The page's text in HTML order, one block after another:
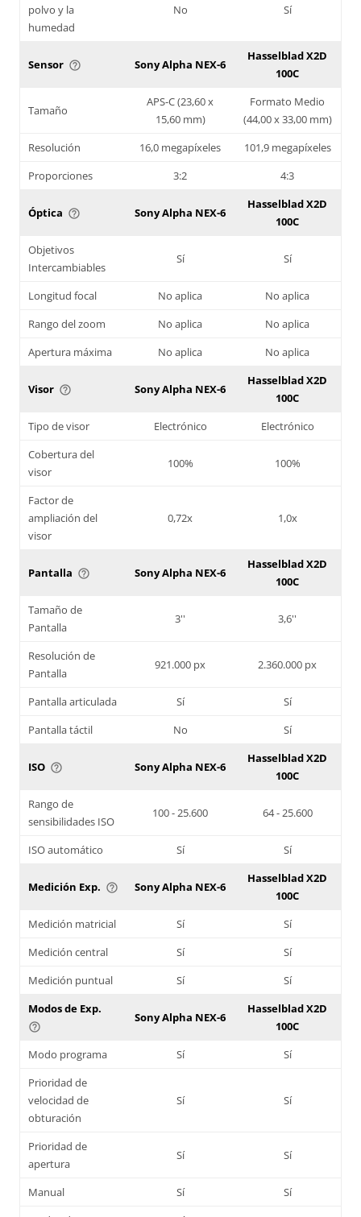
polvo y la
humedad
No Sí
Sensor help_outline Sony Alpha NEX-6
Hasselblad X2D
100C
Tamaño
APS-C (23,60 x
15,60 mm)
Formato Medio
(44,00 x 33,00 mm)
Resolución
16,0 megapíxeles
101,9 megapíxeles
Proporciones
3:2 4:3
Óptica help_outline Sony Alpha NEX-6
Hasselblad X2D
100C
Objetivos
Intercambiables
Sí Sí
Longitud focal No aplica
No aplica
Rango del zoom
No aplica
No aplica
Apertura máxima
No aplica No aplica
Visor help_outline Sony Alpha NEX-6
Hasselblad X2D
100C
Tipo de visor
Electrónico
Electrónico
Cobertura del
visor
100% 100%
Factor de
ampliación del
visor
0,72x 1,0x
Pantalla help_outline Sony Alpha NEX-6
Hasselblad X2D
100C
Tamaño de
Pantalla
3'' 3,6''
Resolución de
Pantalla
921.000 px 2.360.000 px
Pantalla articulada Sí
Sí
Pantalla táctil
No Sí
ISO help_outline Sony Alpha NEX-6
Hasselblad X2D
100C
Rango de
sensibilidades ISO
100 - 25.600 64 - 25.600
ISO automático Sí Sí
Medición Exp. help_outline Sony Alpha NEX-6
Hasselblad X2D
100C
Medición matricial
Sí
Sí
Medición central
Sí
Sí
Medición puntual
Sí
Sí
Modos de Exp.
help_outline
Sony Alpha NEX-6
Hasselblad X2D
100C
Modo programa
Sí
Sí
Prioridad de
velocidad de
obturación
Sí Sí
Prioridad de
apertura
Sí Sí
Manual Sí
Sí